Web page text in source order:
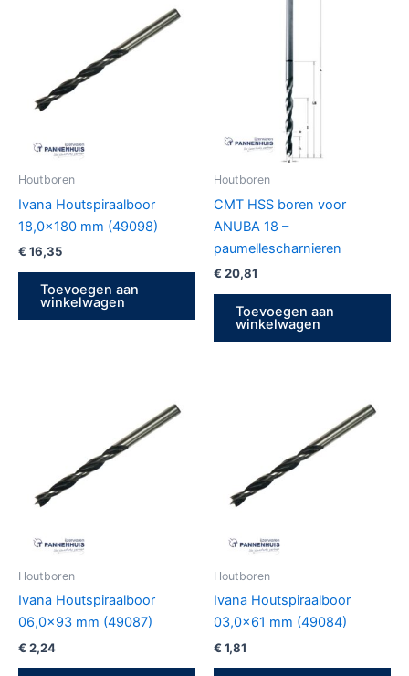
Houtboren
Ivana Houtspiraalboor
18,0×180 mm (49098)
€ 16,35
Toevoegen aan
winkelwagen
Houtboren
CMT HSS boren voor
ANUBA 18 –
paumellescharnieren
€ 20,81
Toevoegen aan
winkelwagen
Houtboren
Ivana Houtspiraalboor
06,0×93 mm (49087)
€ 2,24
Houtboren
Ivana Houtspiraalboor
03,0×61 mm (49084)
€ 1,81